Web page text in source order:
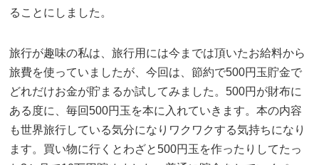
ることにしました。
旅行が趣味の私は、旅行用には今までは頂いたお給料から
旅費を使っていましたが、今回は、節約で500円玉貯金で
どれだけお金が貯まるか試してみました。500円が財布に
ある度に、毎回500円玉を本に入れていきます。本の内容
も世界旅行している気分になりワクワクする気持ちになり
ます。買い物に行くとわざと500円玉を作ったりしてたっ